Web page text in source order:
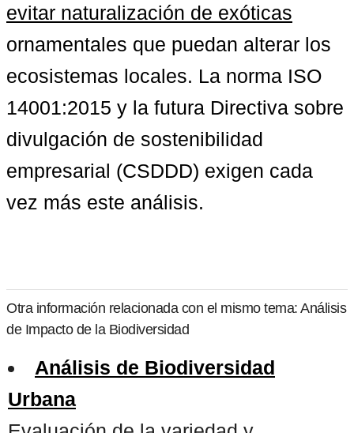
evitar naturalización de exóticas
ornamentales que puedan alterar los
ecosistemas locales. La norma ISO
14001:2015 y la futura Directiva sobre
divulgación de sostenibilidad
empresarial (CSDDD) exigen cada
vez más este análisis.
Otra información relacionada con el mismo tema: Análisis
de Impacto de la Biodiversidad
Análisis de Biodiversidad
Urbana